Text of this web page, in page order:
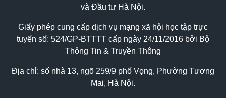
và Đầu tư Hà Nội.
Giấy phép cung cấp dịch vụ mạng xã hội học tập trực
tuyến số: 524/GP-BTTTT cấp ngày 24/11/2016 bởi Bộ
Thông Tin & Truyền Thông
Địa chỉ: số nhà 13, ngõ 259/9 phố Vọng, Phường Tương
Mai, Hà Nội.